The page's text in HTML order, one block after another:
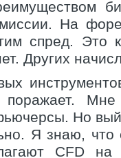
На
спред. Это
Других
Мне
Но
Я знаю, что
CFD